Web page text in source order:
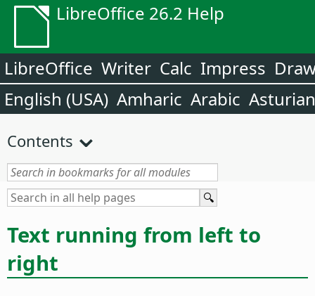
LibreOffice 26.2 Help
LibreOffice Writer Calc Impress
English (USA) Amharic Arabic Asturian
Contents
Text running from left to
right